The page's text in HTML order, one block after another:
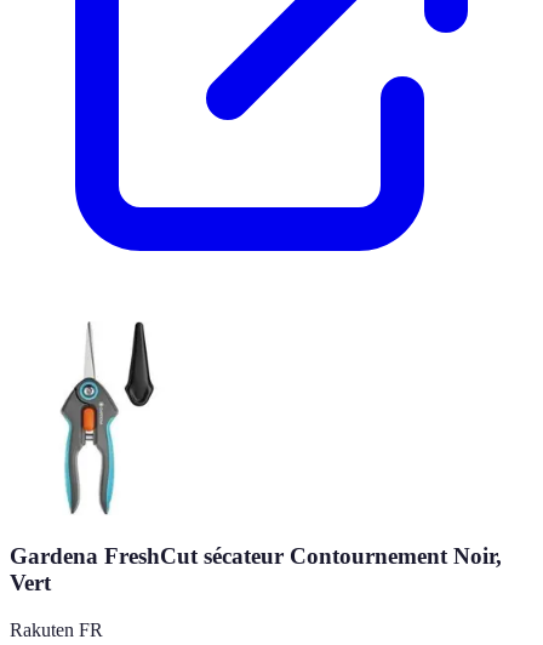
Gardena FreshCut sécateur Contournement Noir,
Vert
Rakuten FR